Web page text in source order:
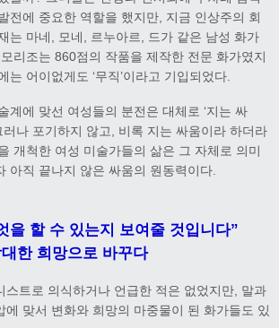
전에 중요한 역할을 했지만, 지금 인상주의 회
는 마네, 모네, 르누아르, 드가 같은 남성 화가
리조는 860점의 작품을 제작한 전문 화가였지
는 어이없게도 ‘무직’이라고 기입되었다.
계에 맞선 여성들의 분전은 대체로 ‘지는 싸
러나 포기하지 않고, 비록 지는 싸움이라 하더라
개척한 여성 미술가들의 삶은 그 자체로 의미
아직 끝나지 않은 싸움의 원동력이다.
을 할 수 있는지 보여줄 것입니다”
한 희망으로 바꾸다
스트로 의식하거나 언급한 적은 없었지만, 말과
에 맞서 변화와 희망의 마중물이 된 화가들도 있